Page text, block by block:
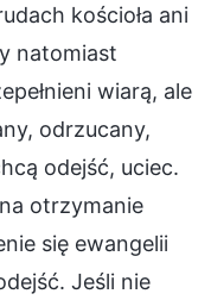
kościoła ani
natomiast
wiarą, ale
odrzucany,
odejść, uciec.
otrzymanie
się ewangelii
Jeśli nie